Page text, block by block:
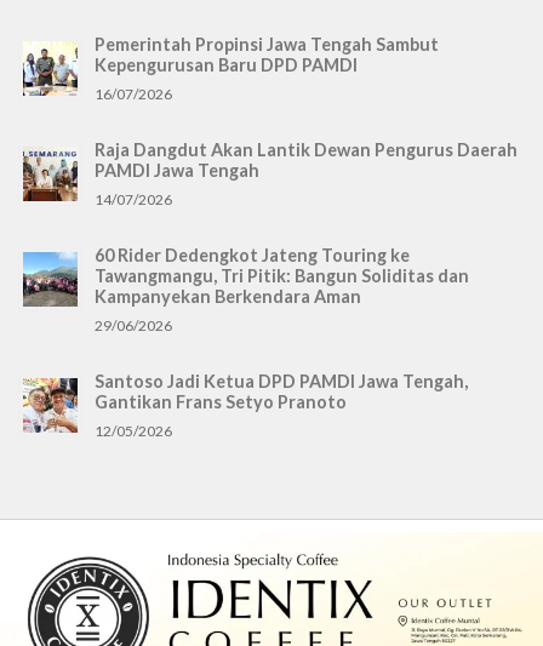
Pemerintah Propinsi Jawa Tengah Sambut
Kepengurusan Baru DPD PAMDI
16/07/2026
Raja Dangdut Akan Lantik Dewan Pengurus Daerah
PAMDI Jawa Tengah
14/07/2026
60 Rider Dedengkot Jateng Touring ke
Tawangmangu, Tri Pitik: Bangun Soliditas dan
Kampanyekan Berkendara Aman
29/06/2026
Santoso Jadi Ketua DPD PAMDI Jawa Tengah,
Gantikan Frans Setyo Pranoto
12/05/2026